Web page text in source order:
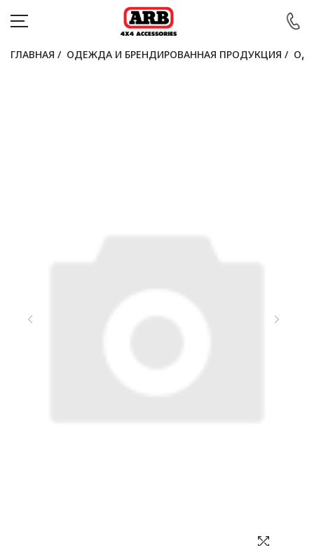
Войти
ГЛАВНАЯ / ОДЕЖДА И БРЕНДИРОВАННАЯ ПРОДУКЦИЯ /